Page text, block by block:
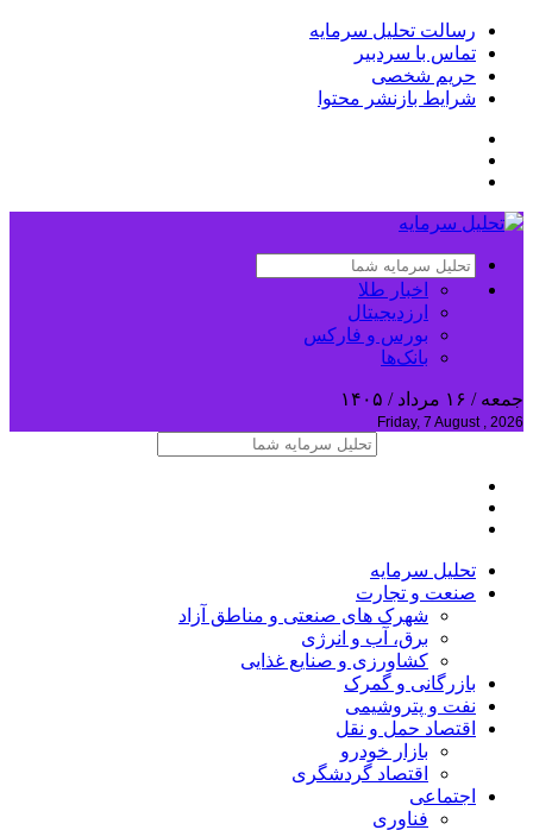
رسالت تحلیل سرمایه
تماس با سردبیر
حریم شخصی
شرایط بازنشر محتوا
اخبار طلا
ارزدیجیتال
بورس و فارکس
بانک‌ها
جمعه / ۱۶ مرداد / ۱۴۰۵
Friday, 7 August , 2026
تحلیل‌ سرمایه
صنعت و تجارت
شهرک های صنعتی و مناطق آزاد
برق، آب و انرژی
کشاورزی و صنایع غذایی
بازرگانی و گمرک
نفت و پتروشیمی
اقتصاد حمل و نقل
بازار خودرو
اقتصاد گردشگری
اجتماعی
فناوری